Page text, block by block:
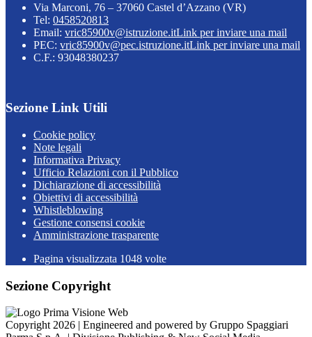
Via Marconi, 76 – 37060 Castel d’Azzano (VR)
Tel: 0458520813
Email: vric85900v@istruzione.itLink per inviare una mail
PEC: vric85900v@pec.istruzione.itLink per inviare una mail
C.F.: 93048380237
Sezione Link Utili
Cookie policy
Note legali
Informativa Privacy
Ufficio Relazioni con il Pubblico
Dichiarazione di accessibilità
Obiettivi di accessibilità
Whistleblowing
Gestione consensi cookie
Amministrazione trasparente
Pagina visualizzata 1048 volte
Sezione Copyright
Copyright 2026 | Engineered and powered by Gruppo Spaggiari